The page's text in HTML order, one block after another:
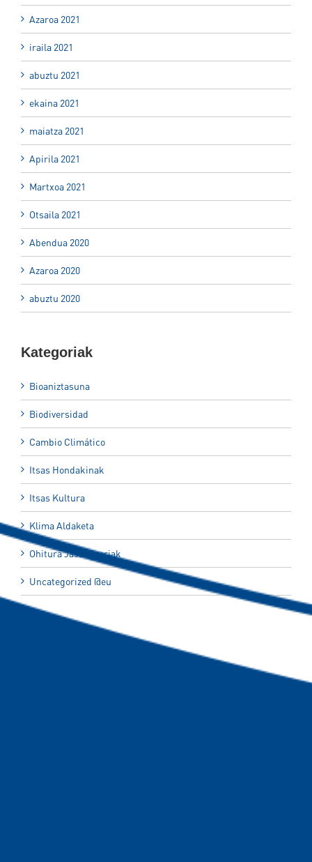
Azaroa 2021
iraila 2021
abuztu 2021
ekaina 2021
maiatza 2021
Apirila 2021
Martxoa 2021
Otsaila 2021
Abendua 2020
Azaroa 2020
abuztu 2020
Kategoriak
Bioaniztasuna
Biodiversidad
Cambio Climático
Itsas Hondakinak
Itsas Kultura
Klima Aldaketa
Ohitura Jasangarriak
Uncategorized @eu